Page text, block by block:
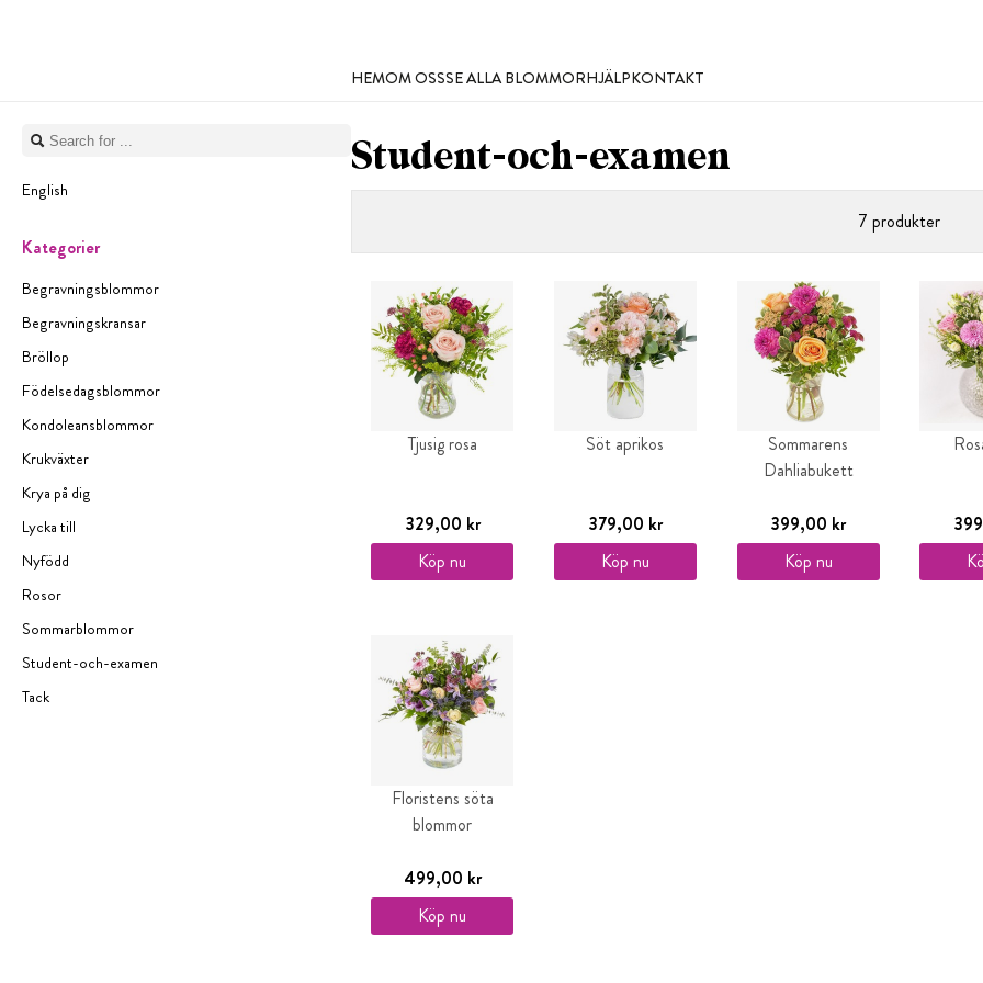
HEMOM OSSSE ALLA BLOMMORHJÄLPKONTAKT
English
Kategorier
Begravningsblommor
Begravningskransar
Bröllop
Födelsedagsblommor
Kondoleansblommor
Krukväxter
Krya på dig
Lycka till
Nyfödd
Rosor
Sommarblommor
Student-och-examen
Tack
Student-och-examen
7 produkter
Tjusig rosa
329,00 kr
Köp nu
Söt aprikos
379,00 kr
Köp nu
Sommarens
Dahliabukett
399,00 kr
Köp nu
Floristens söta
blommor
499,00 kr
Köp nu